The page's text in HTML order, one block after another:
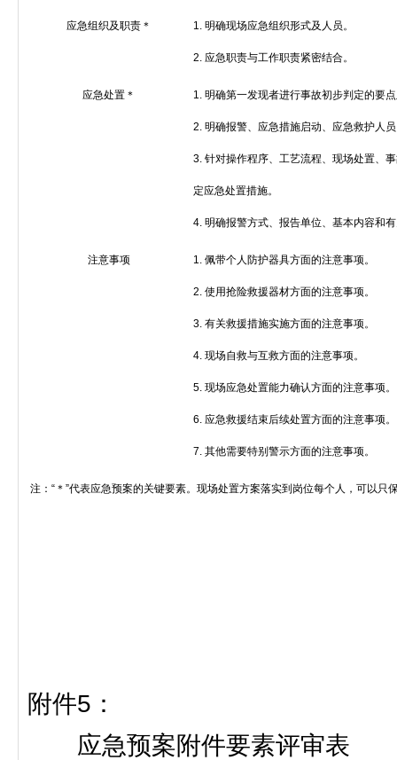
应急组织及职责＊ 1. 明确现场应急组织形式及人员。
2. 应急职责与工作职责紧密结合。
应急处置＊ 1. 明确第一发现者进行事故初步判定的要
2. 明确报警、应急措施启动、应急救护人
3. 针对操作程序、工艺流程、现场处置、
定应急处置措施。
4. 明确报警方式、报告单位、基本内容和
注意事项 1. 佩带个人防护器具方面的注意事项。
2. 使用抢险救援器材方面的注意事项。
3. 有关救援措施实施方面的注意事项。
4. 现场自救与互救方面的注意事项。
5. 现场应急处置能力确认方面的注意事项。
6. 应急救援结束后续处置方面的注意事项。
7. 其他需要特别警示方面的注意事项。
注： “ ＊ ”代表应急预案的关键要素。现场处置方案落实到岗位每个人，可以只
附件5 ：
应急预案附件要素评审表